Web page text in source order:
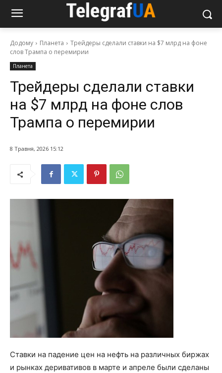
Додому Планета
Трейдеры сделали ставки на $7 млрд на фоне
слов Трампа о перемирии
Планета
Трейдеры сделали ставки
на $7 млрд на фоне слов
Трампа о перемирии
8 Травня, 2026 15:12
Ставки на падение цен на нефть на различных биржах
и рынках деривативов в марте и апреле были сделаны